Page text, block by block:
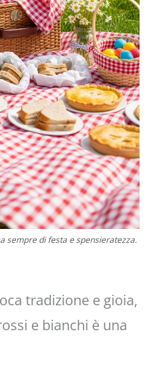
sempre di festa e spensieratezza.
tradizione e gioia,
e bianchi è una